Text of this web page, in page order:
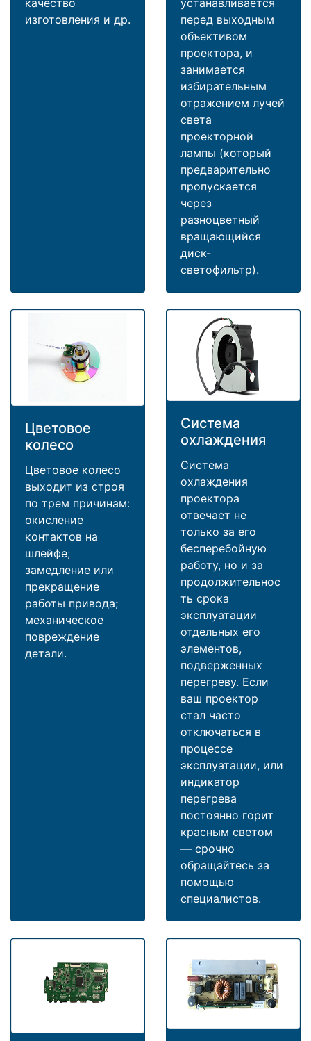
качество
изготовления и др.
устанавливается
перед выходным
объективом
проектора, и
занимается
избирательным
отражением лучей
света
проекторной
лампы (который
предварительно
пропускается
через
разноцветный
вращающийся
диск-
светофильтр).
Цветовое
колесо
Цветовое колесо
выходит из строя
по трем причинам:
окисление
контактов на
шлейфе;
замедление или
прекращение
работы привода;
механическое
повреждение
детали.
Система
охлаждения
Система
охлаждения
проектора
отвечает не
только за его
бесперебойную
работу, но и за
продолжительнос
ть срока
эксплуатации
отдельных его
элементов,
подверженных
перегреву. Если
ваш проектор
стал часто
отключаться в
процессе
эксплуатации, или
индикатор
перегрева
постоянно горит
красным светом
— срочно
обращайтесь за
помощью
специалистов.